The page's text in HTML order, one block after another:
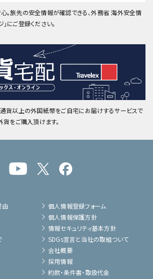
。旅先の安全情報が確認できる、外務省 海外安全情
にご登録ください。
貨以上の外国紙幣をご自宅にお届けするサービスで
貨をご購入頂けます。
由
個人情報登録フォーム
個人情報保護方針
情報セキュリティ基本方針
SDGs宣言と当社の取組ついて
会社概要
採用情報
約款・条件書・取扱代金